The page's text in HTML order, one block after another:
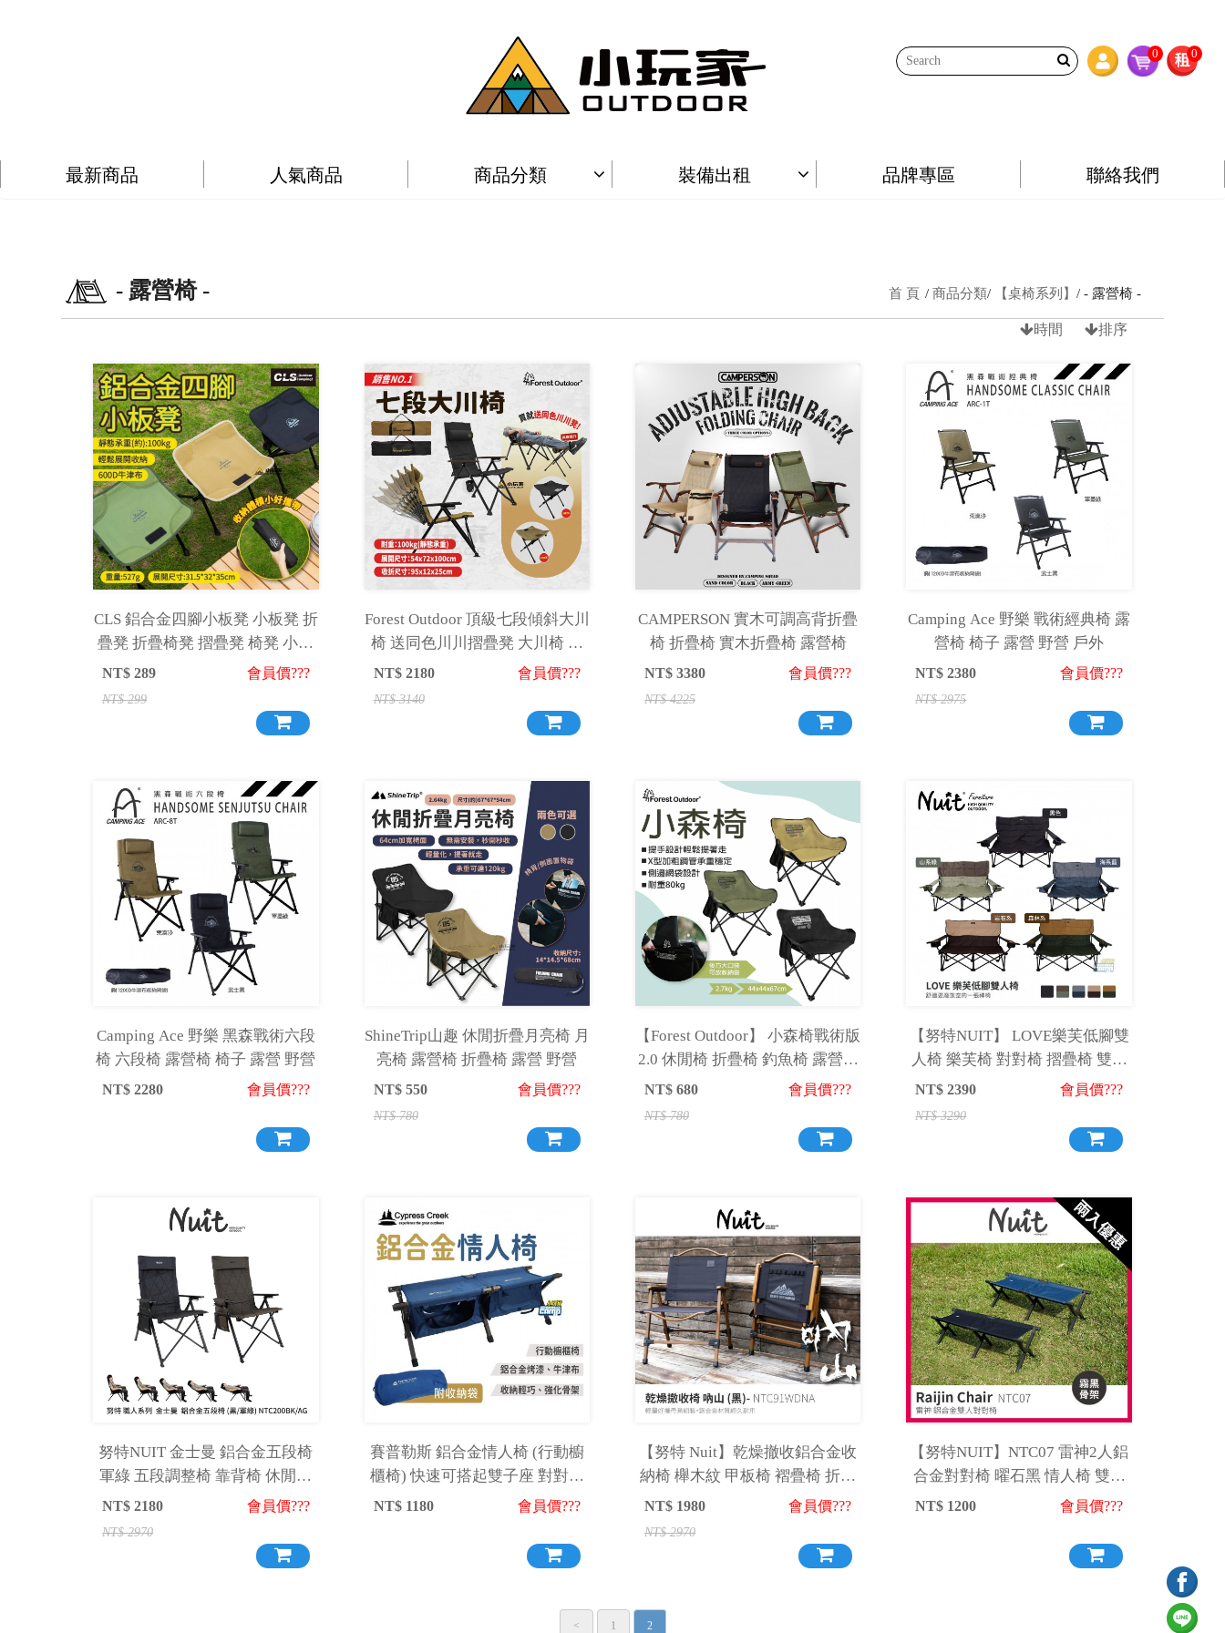
0 0
最新商品 人氣商品 商品分類 裝備出租 品牌專區 聯絡我們
- 露營椅 - 首 頁 商品分類 【桌椅系列】 - 露營椅 -
時間 排序
CLS 鋁合金四腳小板凳 小板凳 折
疊凳 折疊椅凳 摺疊凳 椅凳 小凳
子 折疊凳 小椅凳 攜帶椅凳
NT$289
NT$299
會員價???
Forest Outdoor 頂級七段傾斜大川
椅 送同色川川摺疊凳 大川椅 摺
疊凳 露營椅 摺疊椅
NT$ 2180
NT$3140
會員價???
CAMPERSON 實木可調高背折疊
椅 折疊椅 實木折疊椅 露營椅
NT$ 3380
NT$4225
會員價???
Camping Ace 野樂 戰術經典椅 露
營椅 椅子 露營 野營 戶外
NT$2380
NT$2975
會員價???
Camping Ace 野樂 黑森戰術六段
椅 六段椅 露營椅 椅子 露營 野營
NT$2280 會員價???
ShineTrip山趣 休閒折疊月亮椅 月
亮椅 露營椅 折疊椅 露營 野營
NT$ 550
NT$780
會員價???
【Forest Outdoor】 小森椅戰術版
2.0 休閒椅 折疊椅 釣魚椅 露營椅
折疊椅 椅子
NT$ 680
NT$780
會員價???
【努特NUIT】 LOVE樂芙低腳雙
人椅 樂芙椅 對對椅 摺疊椅 雙人
椅(含包材費200)-NTC95TB
NT$2390
NT$3290
會員價???
努特NUIT 金士曼 鋁合金五段椅
軍綠 五段調整椅 靠背椅 休閒椅
折疊椅 木扶手 NTC200AG
NT$2180
NT$2970
會員價???
賽普勒斯 鋁合金情人椅 (行動櫥
櫃椅) 快速可搭起雙子座 對對椅
雙人椅 摺疊椅 折合椅 折疊椅
NT$ 1180 會員價???
【努特 Nuit】乾燥撤收鋁合金收
納椅 櫸木紋 甲板椅 褶疊椅 折合
椅 休閒椅 NTC91WD
NT$ 1980
NT$2970
會員價???
【努特NUIT】NTC07 雷神2人鋁
合金對對椅 曜石黑 情人椅 雙人
椅 摺疊椅 折合椅 折疊椅
NT$ 1200 會員價???
< 1 2